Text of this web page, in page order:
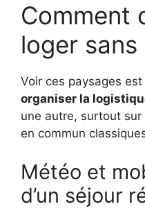
Comment
loger
Voir ces paysages
organiser la
une autre, surtout
en commun
Météo et
d’un séjour